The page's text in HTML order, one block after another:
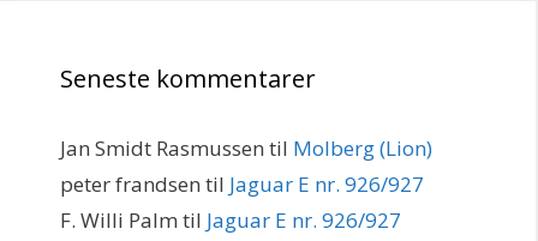
Seneste kommentarer
Jan Smidt Rasmussen til Molberg (Lion)
peter frandsen til Jaguar E nr. 926/927
F. Willi Palm til Jaguar E nr. 926/927